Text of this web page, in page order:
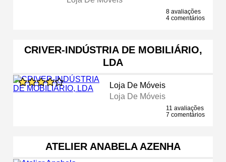
8 avaliações
4 comentários
CRIVER-INDÚSTRIA DE MOBILIÁRIO,
LDA
Loja De Móveis
Loja De Móveis
11 avaliações
7 comentários
ATELIER ANABELA AZENHA